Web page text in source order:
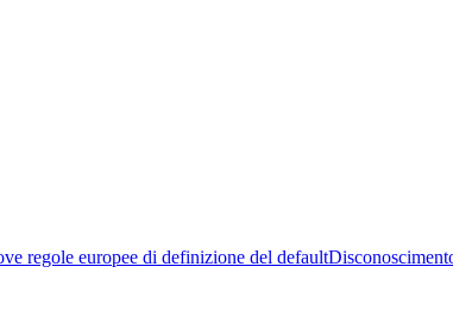
regole europee di definizione del default